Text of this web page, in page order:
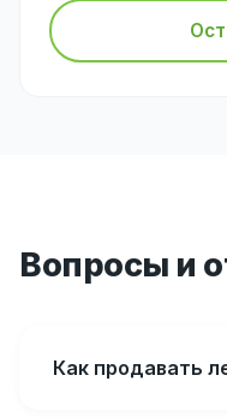
Вопросы и
Как продавать